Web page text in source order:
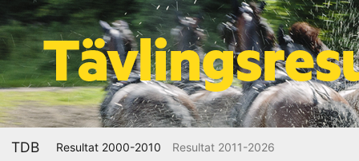
TDB Resultat 2000-2010 Resultat 2011-2026